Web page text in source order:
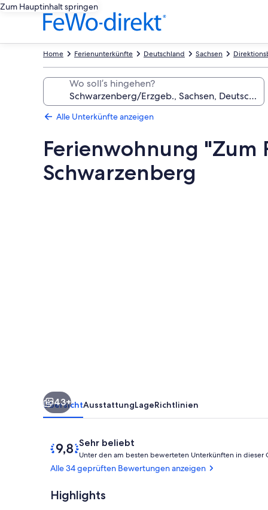
Zum Hauptinhalt springen
Sachsen
Deutschland
Ferienunterkünfte
Home
Wo soll’s hingehen?
Alle Unterkünfte anzeigen
Ferienwohnung "Zum
Schwarzenberg
43+
ÜbersichtAusstattungLageRichtlinien
Bewertungen
Sehr beliebt
9,8
von
10,
beliebt
Unter den am besten bewerteten Unterkünften in dieser
Alle 34 geprüften Bewertungen anzeigen
Highlights